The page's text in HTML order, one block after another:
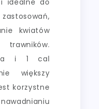
kwiatów
i 1 cal
większy
korzystne